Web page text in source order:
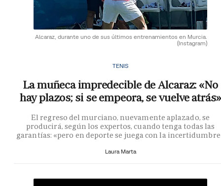
Alcaraz, durante uno de sus últimos entrenamientos en Murcia.
(Instagram)
TENIS
La muñeca impredecible de Alcaraz: «No
hay plazos; si se empeora, se vuelve atrás»
El regreso del murciano, nuevamente aplazado, se
producirá, según los expertos, cuando tenga todas las
garantías: «pero en deporte se juega con la
Laura Marta